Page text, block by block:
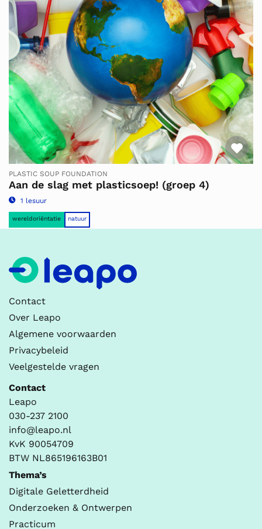
PLASTIC SOUP FOUNDATION
Aan de slag met plasticsoep! (groep 4)
1 lesuur
wereldoriëntatie natuur
Contact
Over Leapo
Algemene voorwaarden
Privacybeleid
Veelgestelde vragen
Contact
Leapo
030-237 2100
info@leapo.nl
KvK 90054709
BTW NL865196163B01
Thema’s
Digitale Geletterdheid
Onderzoeken & Ontwerpen
Practicum